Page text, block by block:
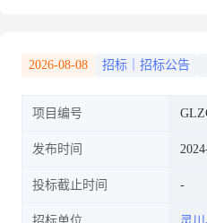
的公开
2026-08-08 招标｜招标公告
项目编号
发布时间
投标截止时间